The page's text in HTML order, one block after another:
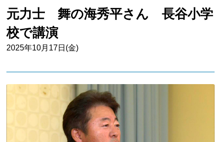
元力士 舞の海秀平さん 長谷小学
校で講演
2025年10月17日(金)